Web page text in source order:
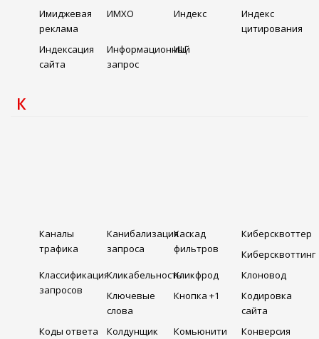
Имиджевая
реклама
ИМХО Индекс
Индекс
цитирования
Индексация
сайта
Информационный
запрос
ИЦ
К
Каналы
трафика
Канибализация
запроса
Каскад
фильтров
Киберсквоттер
Киберсквоттинг
Классификация
запросов
КликабельностьКликфрод
Клоновод
Ключевые
слова
Кнопка +1
Кодировка
сайта
Коды ответа
Колдунщик Комьюнити
Конверсия